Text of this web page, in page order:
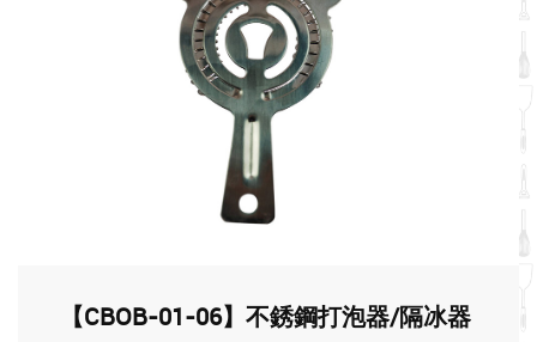
【CBOB-01-06】不銹鋼打泡器/隔冰器